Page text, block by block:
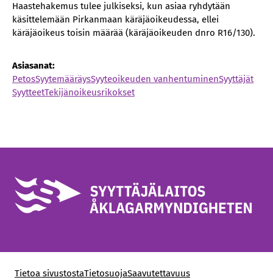
Haastehakemus tulee julkiseksi, kun asiaa ryhdytään
käsittelemään Pirkanmaan käräjäoikeudessa, ellei
käräjäoikeus toisin määrää (käräjäoikeuden dnro R16/130).
Asiasanat:
PetosSyytemääräysSyyteoikeuden vanhentuminenSyyttäjät
SyytteetTekijänoikeusrikokset
Tietoa sivustostaTietosuojaSaavutettavuus